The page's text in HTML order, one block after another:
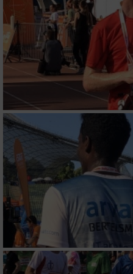
Erstellung von Profilen für
Werbung
Verwendung von Profilen
personalisierter Werbung
Erstellung von Profilen zur
Verwendung von Profilen zur
personalisierter Inhalte
Messung der Werbeleistung
Messung der Performance
Analyse von Zielgruppen
oder Kombinationen von
verschiedenen Quellen